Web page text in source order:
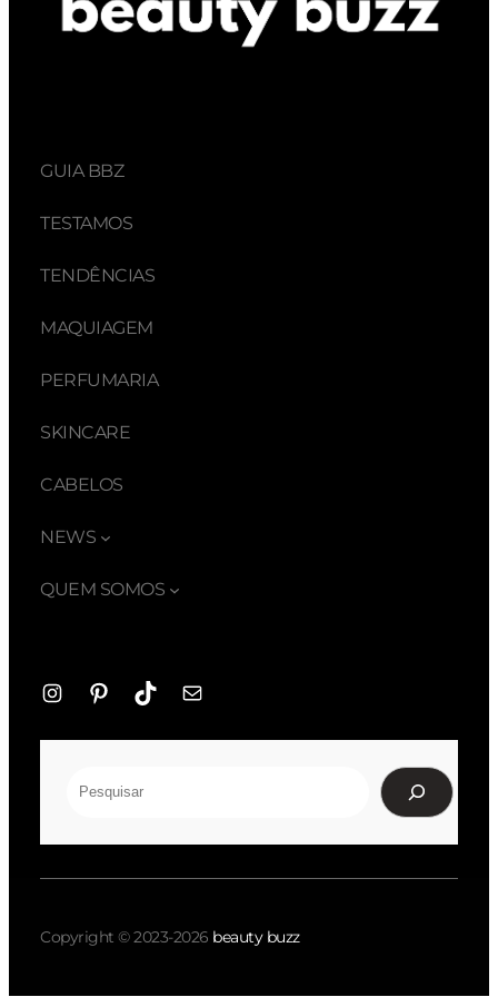
GUIA BBZ
TESTAMOS
TENDÊNCIAS
MAQUIAGEM
PERFUMARIA
SKINCARE
CABELOS
NEWS
QUEM SOMOS
InstagramPinterestTikTokE-
Copyright © 2023-2026 beauty buzz